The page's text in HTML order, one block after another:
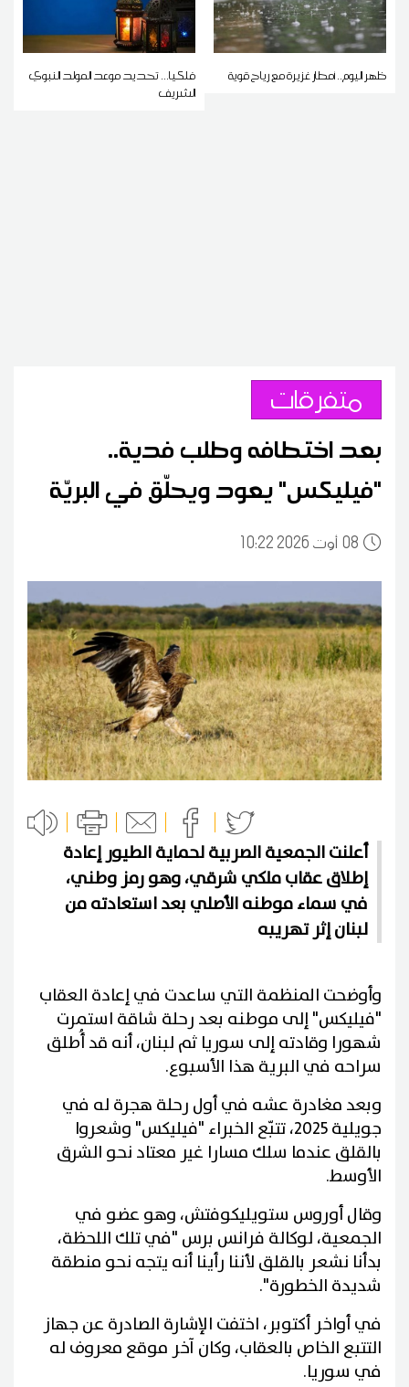
ظهر اليوم.. أمطار غزيرة مع رياح قوية
فلكيا... تحديد موعد المولد النبوي
الشريف
متفرقات
بعد اختطافه وطلب فدية..
"فيليكس" يعود ويحلّق في البريّة
0810:22 2026 أوت
أعلنت الجمعية الصربية لحماية الطيور إعادة
إطلاق عقاب ملكي شرقي، وهو رمز وطني،
في سماء موطنه الأصلي بعد استعادته من
لبنان إثر تهريبه
وأوضحت المنظمة التي ساعدت في إعادة العقاب
"فيليكس" إلى موطنه بعد رحلة شاقة استمرت
شهورا وقادته إلى سوريا ثم لبنان، أنه قد أُطلق
سراحه في البرية هذا الأسبوع.
وبعد مغادرة عشه في أول رحلة هجرة له في
جويلية 2025، تتبّع الخبراء "فيليكس" وشعروا
بالقلق عندما سلك مسارا غير معتاد نحو الشرق
الأوسط.
وقال أوروس ستويليكوفتش، وهو عضو في
الجمعية، لوكالة فرانس برس "في تلك اللحظة،
بدأنا نشعر بالقلق لأننا رأينا أنه يتجه نحو منطقة
شديدة الخطورة".
في أواخر أكتوبر، اختفت الإشارة الصادرة عن جهاز
التتبع الخاص بالعقاب، وكان آخر موقع معروف له
في سوريا.